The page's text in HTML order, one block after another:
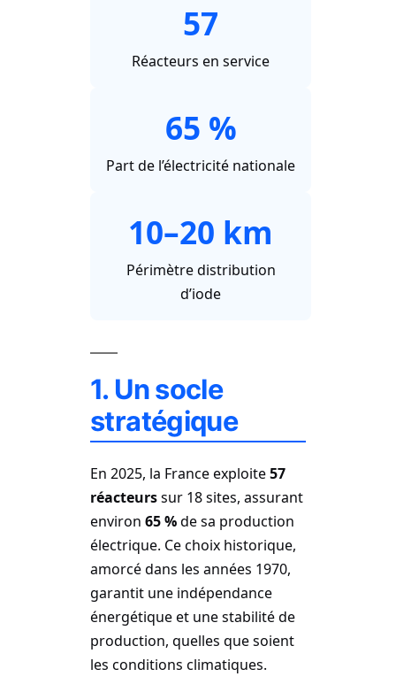
57
Réacteurs en service
65 %
Part de l’électricité nationale
10–20 km
Périmètre distribution
d’iode
1. Un socle
stratégique
En 2025, la France exploite57
réacteurssur 18 sites, assurant
environ 65 %de sa production
électrique. Ce choix historique,
amorcé dans les années 1970,
garantit une indépendance
énergétique et une stabilité de
production, quelles que soient
les conditions climatiques.